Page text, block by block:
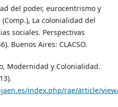
del poder, eurocentrismo y
La colonialidad del
sociales. Perspectivas
Buenos Aires: CLACSO.
Modernidad y Colonialidad.
index.php/rae/article/